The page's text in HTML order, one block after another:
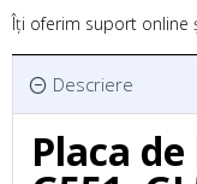
Descriere
Placa
Îți oferim suport online